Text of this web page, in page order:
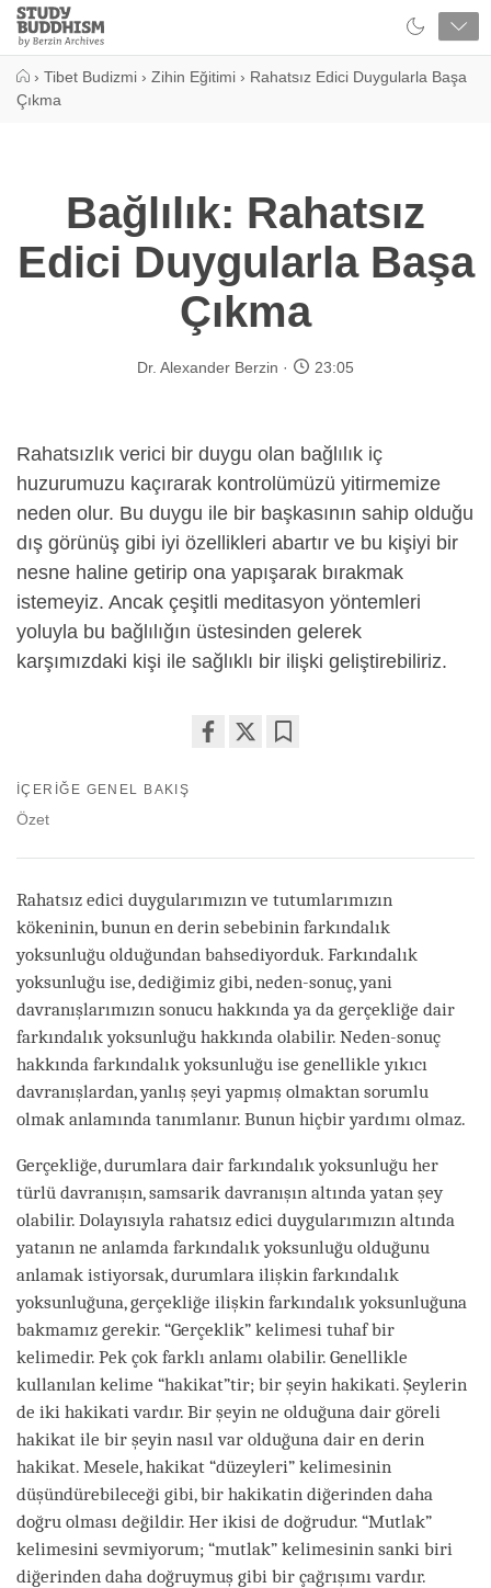
Close
Study
Buddhism
› Tibet Budizmi › Zihin Eğitimi › Rahatsız Edici Duygularla Başa
Çıkma
Bağlılık: Rahatsız
Edici Duygularla Başa
Çıkma
Dr. Alexander Berzin 23:05
Rahatsızlık verici bir duygu olan bağlılık iç
huzurumuzu kaçırarak kontrolümüzü yitirmemize
neden olur. Bu duygu ile bir başkasının sahip olduğu
dış görünüş gibi iyi özellikleri abartır ve bu kişiyi bir
nesne haline getirip ona yapışarak bırakmak
istemeyiz. Ancak çeşitli meditasyon yöntemleri
yoluyla bu bağlılığın üstesinden gelerek
karşımızdaki kişi ile sağlıklı bir ilişki geliştirebiliriz.
İÇERIĞE GENEL BAKIŞ
Özet
Rahatsız edici duygularımızın ve tutumlarımızın
kökeninin, bunun en derin sebebinin farkındalık
yoksunluğu olduğundan bahsediyorduk. Farkındalık
yoksunluğu ise, dediğimiz gibi, neden-sonuç, yani
davranışlarımızın sonucu hakkında ya da gerçekliğe dair
farkındalık yoksunluğu hakkında olabilir. Neden-sonuç
hakkında farkındalık yoksunluğu ise genellikle yıkıcı
davranışlardan, yanlış şeyi yapmış olmaktan sorumlu
olmak anlamında tanımlanır. Bunun hiçbir yardımı olmaz.
Gerçekliğe, durumlara dair farkındalık yoksunluğu her
türlü davranışın, samsarik davranışın altında yatan şey
olabilir. Dolayısıyla rahatsız edici duygularımızın altında
yatanın ne anlamda farkındalık yoksunluğu olduğunu
anlamak istiyorsak, durumlara ilişkin farkındalık
yoksunluğuna, gerçekliğe ilişkin farkındalık yoksunluğuna
bakmamız gerekir. “Gerçeklik” kelimesi tuhaf bir
kelimedir. Pek çok farklı anlamı olabilir. Genellikle
kullanılan kelime “hakikat”tir; bir şeyin hakikati. Şeylerin
de iki hakikati vardır. Bir şeyin ne olduğuna dair göreli
hakikat ile bir şeyin nasıl var olduğuna dair en derin
hakikat. Mesele, hakikat “düzeyleri” kelimesinin
düşündürebileceği gibi, bir hakikatin diğerinden daha
doğru olması değildir. Her ikisi de doğrudur. “Mutlak”
kelimesini sevmiyorum; “mutlak” kelimesinin sanki biri
diğerinden daha doğruymuş gibi bir çağrışımı vardır.